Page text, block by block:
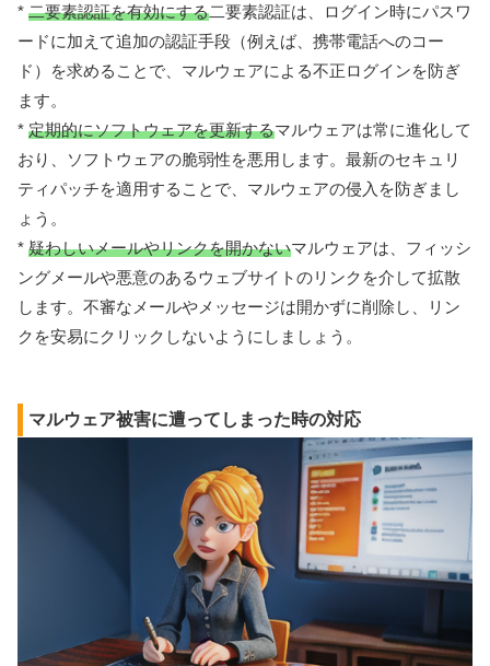
* 二要素認証を有効にする二要素認証は、ログイン時にパスワ
ードに加えて追加の認証手段（例えば、携帯電話へのコー
ド）を求めることで、マルウェアによる不正ログインを防ぎ
ます。
* 定期的にソフトウェアを更新するマルウェアは常に進化して
おり、ソフトウェアの脆弱性を悪用します。最新のセキュリ
ティパッチを適用することで、マルウェアの侵入を防ぎまし
ょう。
* 疑わしいメールやリンクを開かないマルウェアは、フィッシ
ングメールや悪意のあるウェブサイトのリンクを介して拡散
します。不審なメールやメッセージは開かずに削除し、リン
クを安易にクリックしないようにしましょう。
マルウェア被害に遭ってしまった時の対応